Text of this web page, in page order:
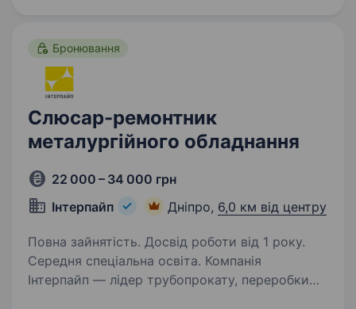
Бронювання
Слюсар-ремонтник
металургійного обладнання
22 000 – 34 000 грн
Інтерпайп
Дніпро, 6,0 км від центру
Повна зайнятість. Досвід роботи від 1 року.
Середня спеціальна освіта. Компанія
Інтерпайп — лідер трубопрокату, переробки